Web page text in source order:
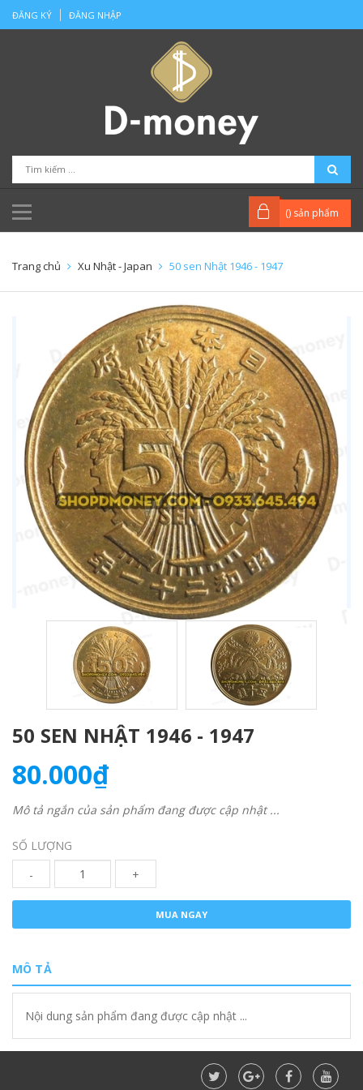
ĐĂNG KÝ ĐĂNG NHẬP
() sản phẩm
Trang chủ Xu Nhật - Japan 50 sen Nhật 1946 - 1947
50 SEN NHẬT 1946 - 1947
80.000₫
Mô tả ngắn của sản phẩm đang được cập nhật ...
SỐ LƯỢNG
-
+
MUA NGAY
MÔ TẢ
Nội dung sản phẩm đang được cập nhật ...